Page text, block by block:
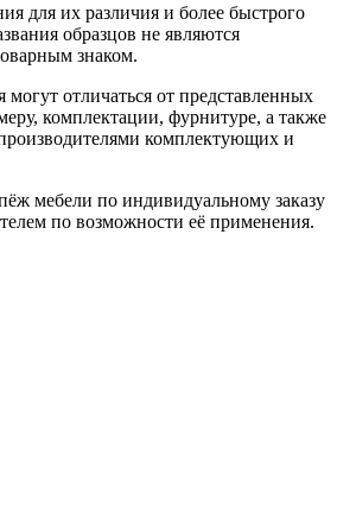
для их различия и более быстрого
образцов не являются
знаком.
отличаться от представленных
комплектации, фурнитуре, а также
комплектующих и
мебели по индивидуальному заказу
по возможности её применения.